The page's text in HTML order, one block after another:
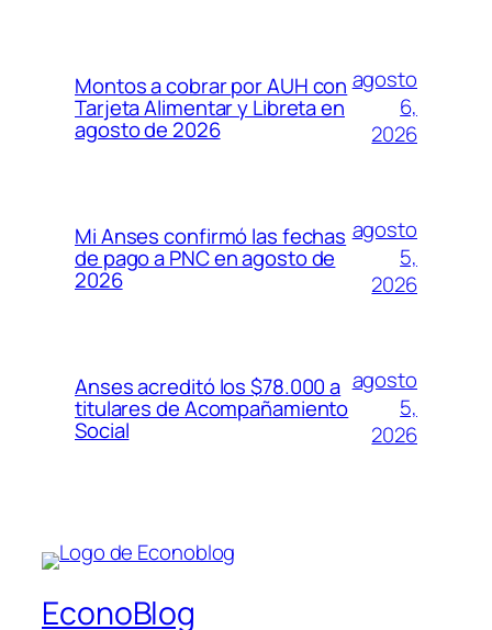
Montos a cobrar por AUH con
Tarjeta Alimentar y Libreta en
agosto de 2026
agosto
6,
2026
Mi Anses confirmó las fechas
de pago a PNC en agosto de
2026
agosto
5,
2026
Anses acreditó los $78.000 a
titulares de Acompañamiento
Social
agosto
5,
2026
EconoBlog